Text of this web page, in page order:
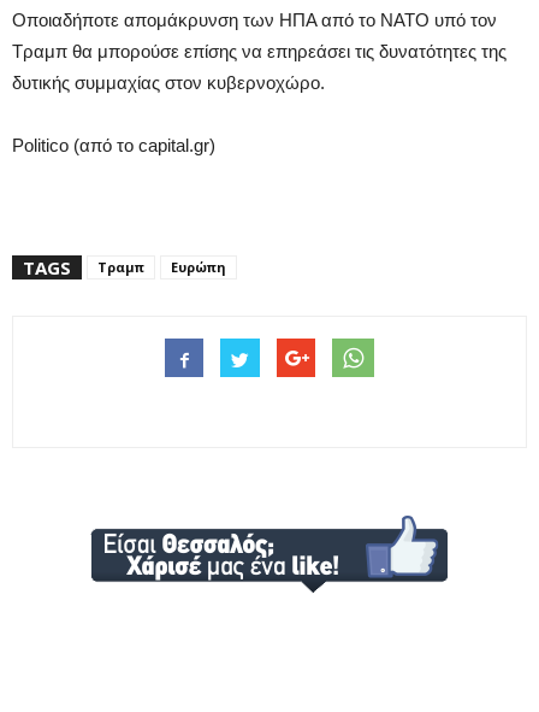
Οποιαδήποτε απομάκρυνση των ΗΠΑ από το ΝΑΤΟ υπό τον
Τραμπ θα μπορούσε επίσης να επηρεάσει τις δυνατότητες της
δυτικής συμμαχίας στον κυβερνοχώρο.
Politico (από το capital.gr)
TAGS Τραμπ Ευρώπη